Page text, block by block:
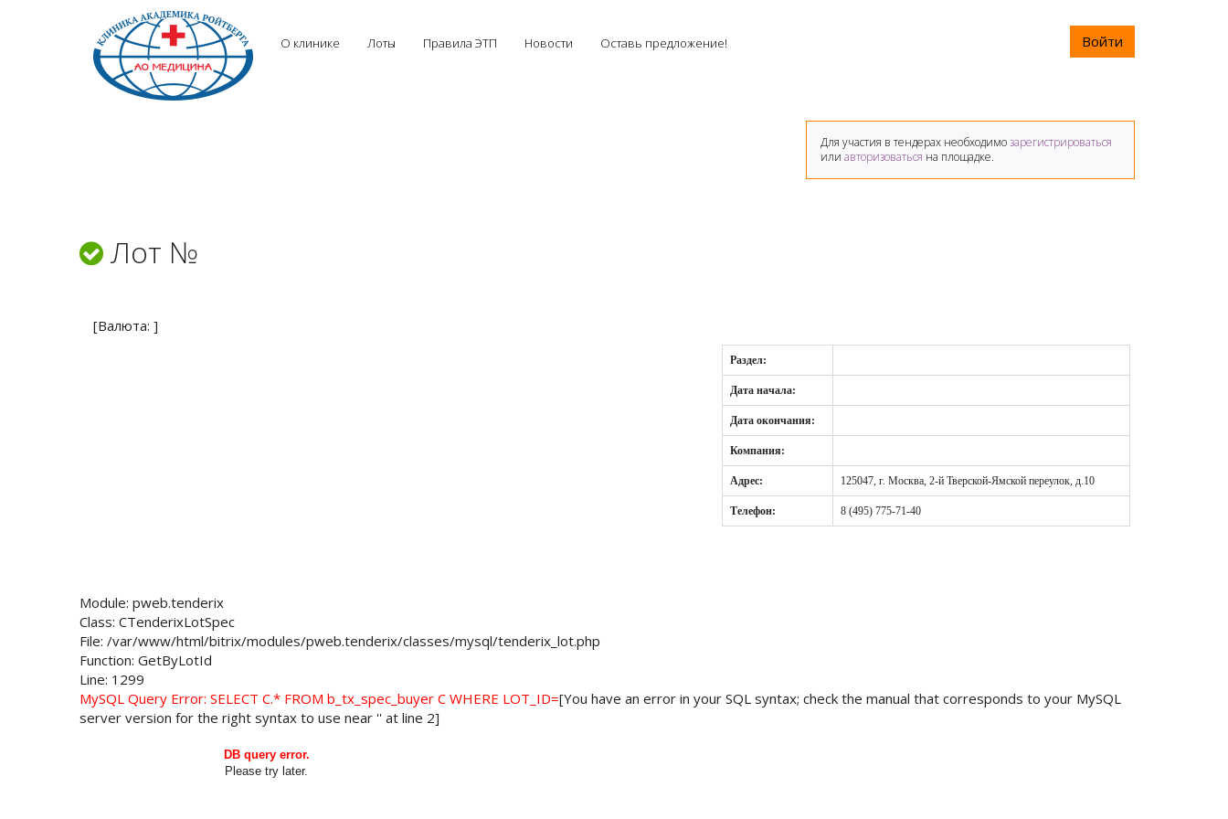
О клинике Лоты Правила ЭТП Новости Оставь предложение! Войти
Для участия в тендерах необходимозарегистрироваться
или авторизоваться на площадке.
Лот №
[Валюта: ]
Раздел:
Дата начала:
Дата окончания:
Компания:
Адрес: 125047, г. Москва, 2-й Тверской-Ямской переулок, д.10
Телефон: 8 (495) 775-71-40
Module: pweb.tenderix
Class: CTenderixLotSpec
File: /var/www/html/bitrix/modules/pweb.tenderix/classes/mysql/tenderix_lot.php
Function: GetByLotId
Line: 1299
MySQL Query Error: SELECT C.* FROM b_tx_spec_buyer C WHERE LOT_ID=[You have an error in your SQL syntax; check the manual that corresponds to your MySQL
server version for the right syntax to use near '' at line 2]
DB query error.
Please try later.